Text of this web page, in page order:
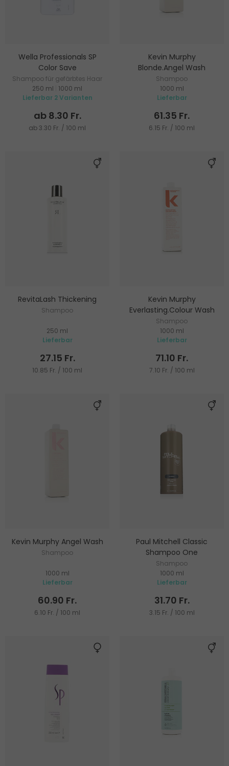
Wella Professionals SP
Color Save
Shampoo für gefärbtes Haar
250 ml
1000 ml
Lieferbar 2 Varianten
ab 8.30 Fr.
ab 3.30 Fr. / 100 ml
Kevin Murphy
Blonde.Angel Wash
Shampoo
1000 ml
Lieferbar
61.35 Fr.
6.15 Fr. / 100 ml
RevitaLash Thickening
Shampoo
250 ml
Lieferbar
27.15 Fr.
10.85 Fr. / 100 ml
Kevin Murphy
Everlasting.Colour Wash
Shampoo
1000 ml
Lieferbar
71.10 Fr.
7.10 Fr. / 100 ml
Kevin Murphy Angel Wash
Shampoo
1000 ml
Lieferbar
60.90 Fr.
6.10 Fr. / 100 ml
Paul Mitchell Classic
Shampoo One
Shampoo
1000 ml
Lieferbar
31.70 Fr.
3.15 Fr. / 100 ml